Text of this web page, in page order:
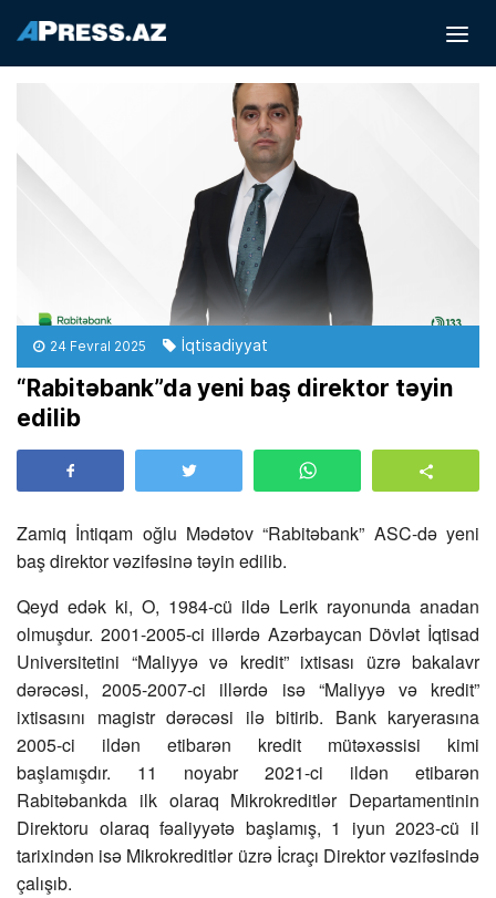
24 Fevral 2025 İqtisadiyyat
“Rabitəbank”da yeni baş direktor təyin
edilib
Zamiq İntiqam oğlu Mədətov “Rabitəbank” ASC-də yeni
baş direktor vəzifəsinə təyin edilib.
Qeyd edək ki, O, 1984-cü ildə Lerik rayonunda anadan
olmuşdur. 2001-2005-ci illərdə Azərbaycan Dövlət İqtisad
Universitetini “Maliyyə və kredit” ixtisası üzrə bakalavr
dərəcəsi, 2005-2007-ci illərdə isə “Maliyyə və kredit”
ixtisasını magistr dərəcəsi ilə bitirib. Bank karyerasına
2005-ci ildən etibarən kredit mütəxəssisi kimi
başlamışdır. 11 noyabr 2021-ci ildən etibarən
Rabitəbankda ilk olaraq Mikrokreditlər Departamentinin
Direktoru olaraq fəaliyyətə başlamış, 1 iyun 2023-cü il
tarixindən isə Mikrokreditlər üzrə İcraçı Direktor vəzifəsində
çalışıb.